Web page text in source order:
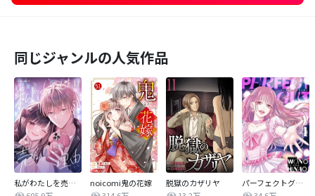
同じジャンルの人気作品
私がわたしを売る理由
noicomi鬼の花嫁
脱獄のカザリヤ
パーフェクトグリッター